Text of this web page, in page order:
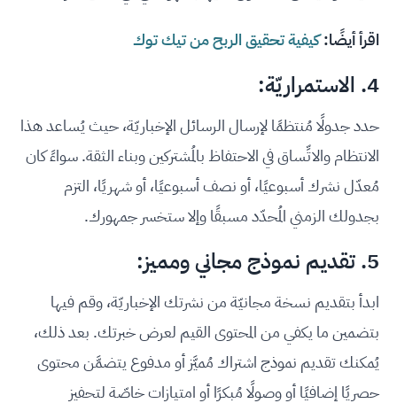
اقرأ أيضًا:كيفية تحقيق الربح من تيك توك
4. الاستمراريّة:
حدد جدولًا مُنتظمًا لإرسال الرسائل الإخباريّة، حيث يُساعد هذا
الانتظام والاتِّساق في الاحتفاظ بالمُشتركين وبناء الثقة. سواءً كان
مُعدّل نشرك أسبوعيًا، أو نصف أسبوعيًا، أو شهريًا، التزم
بجدولك الزمني المُحدّد مسبقًا وإلا ستخسر جمهورك.
5. تقديم نموذج مجاني ومميز:
ابدأ بتقديم نسخة مجانيّة من نشرتك الإخباريّة، وقم فيها
بتضمين ما يكفي من المحتوى القيم لعرض خبرتك. بعد ذلك،
يُمكنك تقديم نموذج اشتراك مُميَّز أو مدفوع يتضمَّن محتوى
حصريًا إضافيًا أو وصولًا مُبكرًا أو امتيازات خاصّة لتحفيز